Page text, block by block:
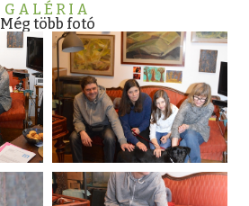
GALÉRIA
Még több fotó